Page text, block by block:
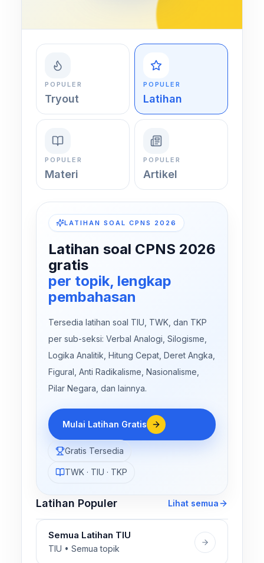
POPULER
Tryout
POPULER
Latihan
POPULER
Materi
POPULER
Artikel
LATIHAN SOAL CPNS 2026
Latihan soal CPNS 2026
gratis
per topik, lengkap
pembahasan
Tersedia latihan soal TIU, TWK, dan TKP
per sub-seksi: Verbal Analogi, Silogisme,
Logika Analitik, Hitung Cepat, Deret Angka,
Figural, Anti Radikalisme, Nasionalisme,
Pilar Negara, dan lainnya.
Mulai Latihan Gratis
Gratis Tersedia
TWK · TIU · TKP
Latihan Populer Lihat semua
Semua Latihan TIU
TIU • Semua topik